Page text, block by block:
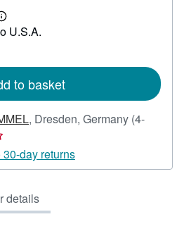
Learn
more
U.S.A.
to basket
, Dresden, Germany (4-
30-day returns
details